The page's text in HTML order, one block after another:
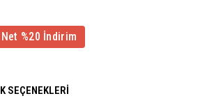
%20 İndirim
SEÇENEKLERI